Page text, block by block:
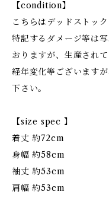
【condition】
こちらはデッドストッ
特記するダメージ等は
おりますが、生産され
経年変化等ございます
下さい。
【size spec 】
着丈 約72cm
身幅 約58cm
袖丈 約53cm
肩幅 約53cm